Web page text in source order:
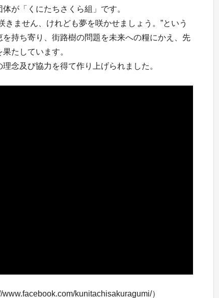
が「くにたちさくら組」です。
きません、けれども夢を咲かせましょう。”という
持ち寄り、街路樹の問題を未来への糧にかえ、先
たしています。
念及び協力を得て作り上げられました。
kunitachisakuragumi/）